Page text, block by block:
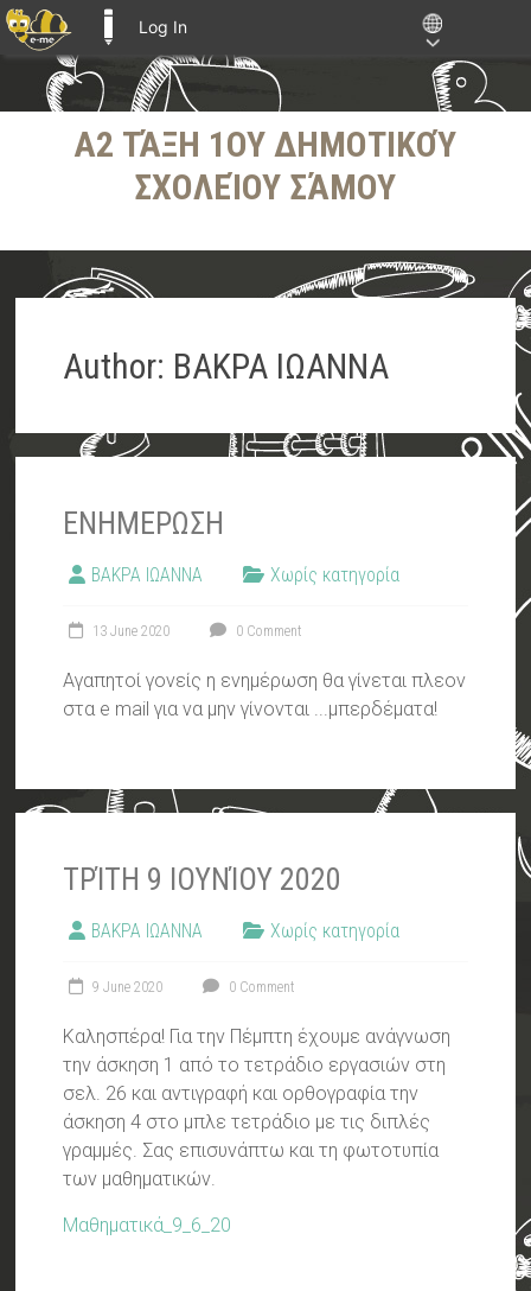
Log In
Α2 ΤΆΞΗ 1ΟΥ ΔΗΜΟΤΙΚΟΎ
ΣΧΟΛΕΊΟΥ ΣΆΜΟΥ
Author: ΒΑΚΡΑ ΙΩΑΝΝΑ
ΕΝΗΜΕΡΩΣΗ
ΒΑΚΡΑ ΙΩΑΝΝΑ Χωρίς κατηγορία
13 June 2020 0 Comment
Αγαπητοί γονείς η ενημέρωση θα γίνεται πλεον
στα e mail για να μην γίνονται ...μπερδέματα!
ΤΡΊΤΗ 9 ΙΟΥΝΊΟΥ 2020
ΒΑΚΡΑ ΙΩΑΝΝΑ Χωρίς κατηγορία
9 June 2020 0 Comment
Καλησπέρα! Για την Πέμπτη έχουμε ανάγνωση
την άσκηση 1 από το τετράδιο εργασιών στη
σελ. 26 και αντιγραφή και ορθογραφία την
άσκηση 4 στο μπλε τετράδιο με τις διπλές
γραμμές. Σας επισυνάπτω και τη φωτοτυπία
των μαθηματικών.
Μαθηματικά_9_6_20